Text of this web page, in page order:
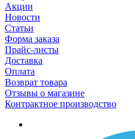
Акции
Новости
Статьи
Форма заказа
Прайс-листы
Доставка
Оплата
Возврат товара
Отзывы о магазине
Контрактное производство